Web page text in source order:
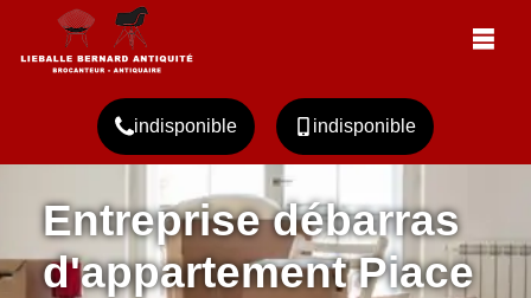
indisponible indisponible
Entreprise débarras
d'appartement Piace